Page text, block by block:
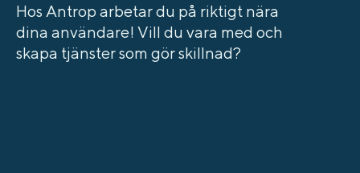
Hos Antrop arbetar du på riktigt nära
dina användare! Vill du vara med och
skapa tjänster som gör skillnad?